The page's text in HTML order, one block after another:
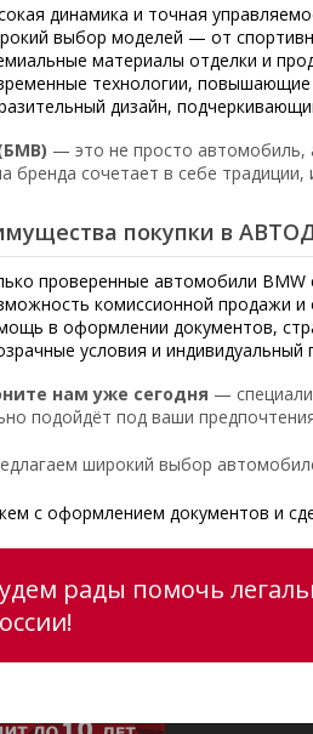
динамика и точная
выбор моделей — от
материалы отделки и
технологии,
дизайн,
— это не просто автомобиль,
бренда сочетает в себе
покупки в
проверенные автомобили BMW
комиссионной продажи и
в оформлении документов,
условия и индивидуальный
нам уже сегодня —
подойдёт под ваши
широкий выбор
с оформлением документов и
рады помочь